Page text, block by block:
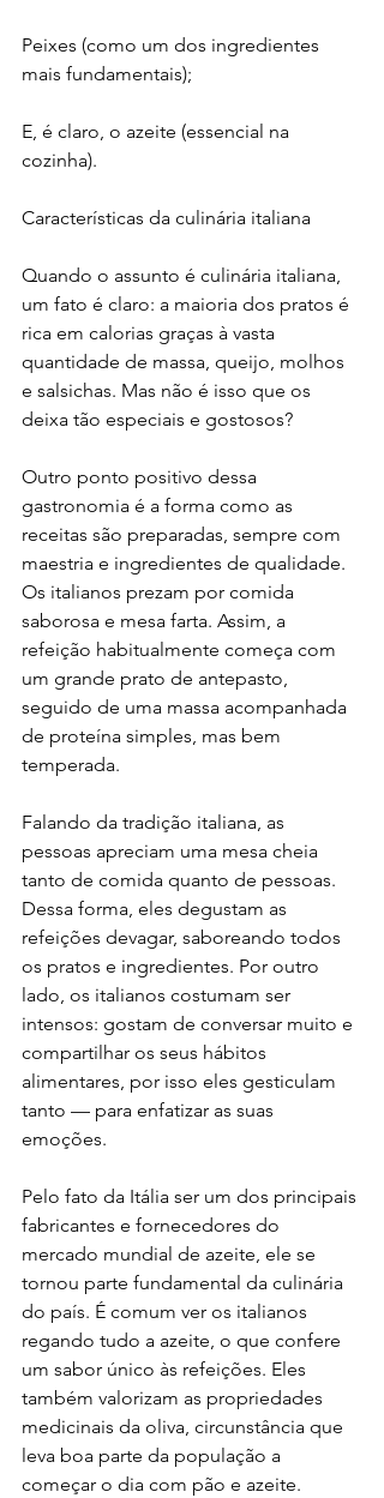
Peixes (como um dos ingredientes
mais fundamentais);
E, é claro, o azeite (essencial na
cozinha).
Características da culinária italiana
Quando o assunto é culinária italiana,
um fato é claro: a maioria dos pratos é
rica em calorias graças à vasta
quantidade de massa, queijo, molhos
e salsichas. Mas não é isso que os
deixa tão especiais e gostosos?
Outro ponto positivo dessa
gastronomia é a forma como as
receitas são preparadas, sempre com
maestria e ingredientes de qualidade.
Os italianos prezam por comida
saborosa e mesa farta. Assim, a
refeição habitualmente começa com
um grande prato de antepasto,
seguido de uma massa acompanhada
de proteína simples, mas bem
temperada.
Falando da tradição italiana, as
pessoas apreciam uma mesa cheia
tanto de comida quanto de pessoas.
Dessa forma, eles degustam as
refeições devagar, saboreando todos
os pratos e ingredientes. Por outro
lado, os italianos costumam ser
intensos: gostam de conversar muito e
compartilhar os seus hábitos
alimentares, por isso eles gesticulam
tanto — para enfatizar as suas
emoções.
Pelo fato da Itália ser um dos principais
fabricantes e fornecedores do
mercado mundial de azeite, ele se
tornou parte fundamental da culinária
do país. É comum ver os italianos
regando tudo a azeite, o que confere
um sabor único às refeições. Eles
também valorizam as propriedades
medicinais da oliva, circunstância que
leva boa parte da população a
começar o dia com pão e azeite.